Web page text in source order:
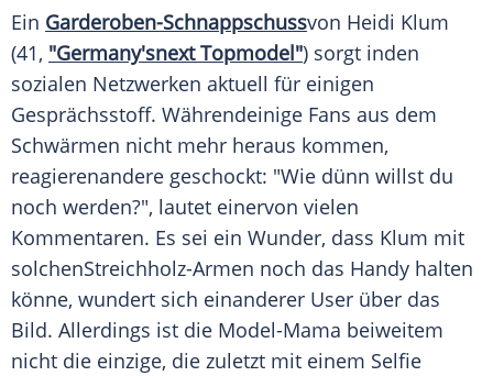
Ein Garderoben-Schnappschussvon Heidi Klum
(41, "Germany'snext Topmodel") sorgt inden
sozialen Netzwerken aktuell für einigen
Gesprächsstoff. Währendeinige Fans aus dem
Schwärmen nicht mehr heraus kommen,
reagierenandere geschockt: "Wie dünn willst du
noch werden?", lautet einervon vielen
Kommentaren. Es sei ein Wunder, dass Klum mit
solchenStreichholz-Armen noch das Handy halten
könne, wundert sich einanderer User über das
Bild. Allerdings ist die Model-Mama beiweitem
nicht die einzige, die zuletzt mit einem Selfie